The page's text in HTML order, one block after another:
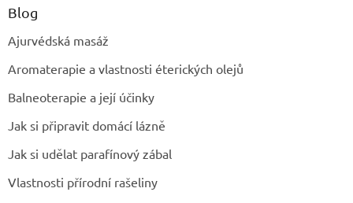
Blog
Ajurvédská masáž
Aromaterapie a vlastnosti éterických olejů
Balneoterapie a její účinky
Jak si připravit domácí lázně
Jak si udělat parafínový zábal
Vlastnosti přírodní rašeliny